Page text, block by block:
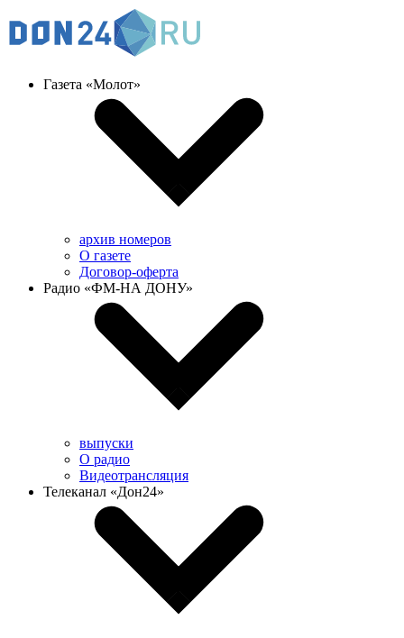
Газета «Молот»
архив номеров
О газете
Договор-оферта
Радио «ФМ-НА ДОНУ»
выпуски
О радио
Видеотрансляция
Телеканал «Дон24»